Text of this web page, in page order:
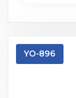
YO-896